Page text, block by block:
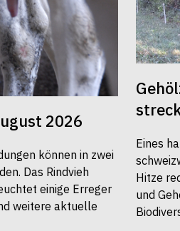
2026
können in zwei
Das Rindvieh
einige Erreger
weitere aktuelle
Eines
Hitze
und